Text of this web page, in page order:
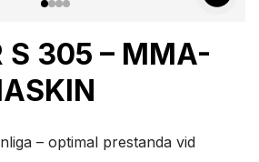
S 305 – MMA-
– optimal prestanda vid